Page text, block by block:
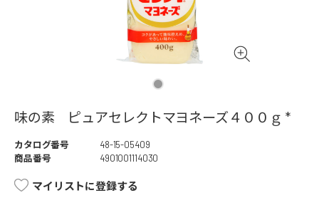
味の素 ピュアセレクトマヨネーズ４００ｇ *
カタログ番号
48-15-05409
商品番号
4901001114030
マイリストに登録する